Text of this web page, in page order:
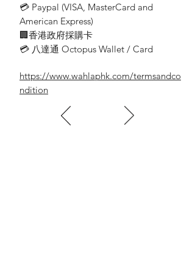
💳 Paypal (VISA​, MasterCard and
American Express)
🏢香港政府採購卡
💳 八達通 Octopus Wallet / Card
https://www.wahlaphk.com/termsandco
ndition